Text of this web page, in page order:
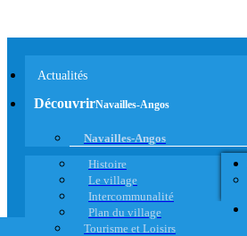
Actualités
DécouvrirNavailles-Angos
Navailles-Angos
Histoire
Le village
Intercommunalité
Plan du village
Tourisme et Loisirs